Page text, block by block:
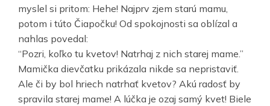
myslel si pritom: Hehe! Najprv zjem starú mamu,
potom i túto Čiapočku! Od spokojnosti sa oblízal a
nahlas povedal:
“Pozri, koľko tu kvetov! Natrhaj z nich starej mame.”
Mamička dievčatku prikázala nikde sa nepristaviť.
Ale či by bol hriech natrhať kvetov? Akú radosť by
spravila starej mame! A lúčka je ozaj samý kvet! Biele